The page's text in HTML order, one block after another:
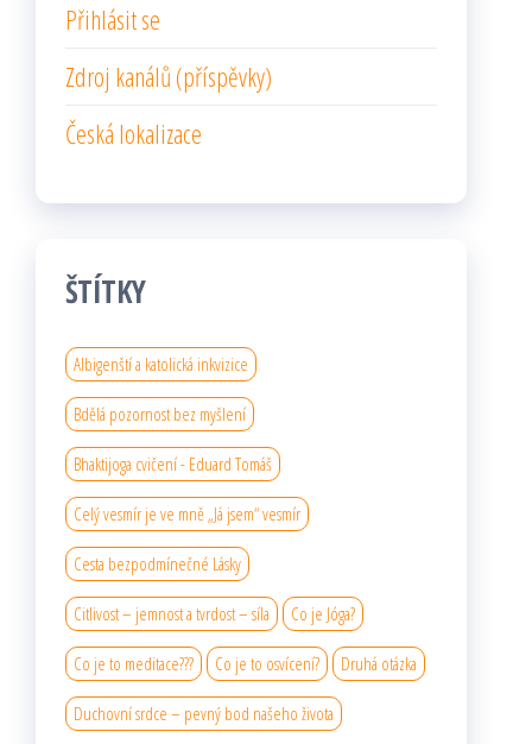
Přihlásit se
Zdroj kanálů (příspěvky)
Česká lokalizace
ŠTÍTKY
Albigenští a katolická inkvizice
Bdělá pozornost bez myšlení
Bhaktijoga cvičení - Eduard Tomáš
Celý vesmír je ve mně „Já jsem“ vesmír
Cesta bezpodmínečné Lásky
Citlivost – jemnost a tvrdost – síla Co je Jóga?
Co je to meditace??? Co je to osvícení? Druhá otázka
Duchovní srdce – pevný bod našeho života